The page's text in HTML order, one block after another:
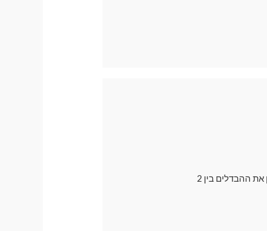
בדרך כלל אנו ממליצים לרכישה על וילונות מגנטיים עם פתח למראה , אך רבים עדיין רוצים להבין את ההבדלים בין 2